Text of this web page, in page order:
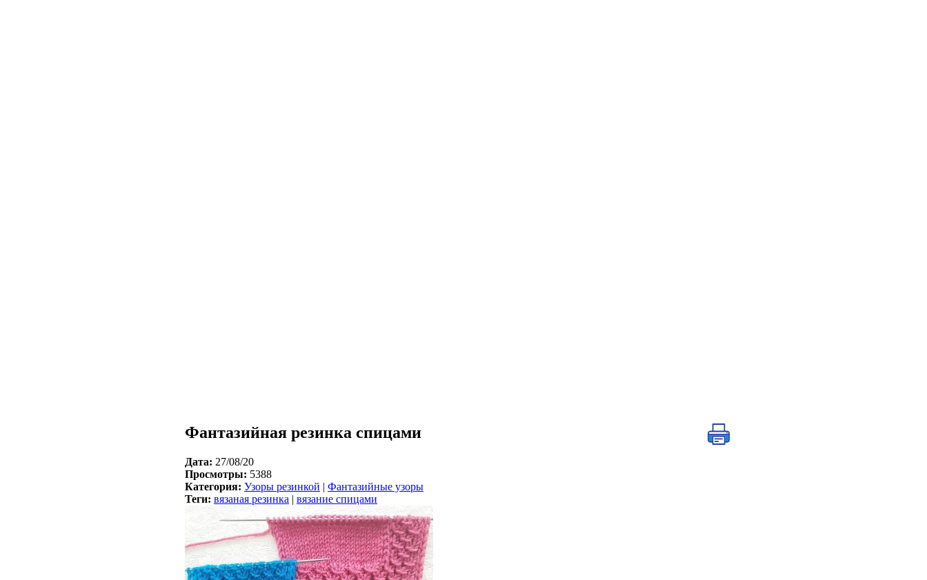
Фантазийная резинка спицами
Дата: 27/08/20
Просмотры: 5388
Категория: Узоры резинкой | Фантазийные узоры
Теги: вязаная резинка | вязание спицами